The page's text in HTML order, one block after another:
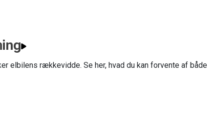
elbilens rækkevidde. Se her, hvad du kan forvente af både